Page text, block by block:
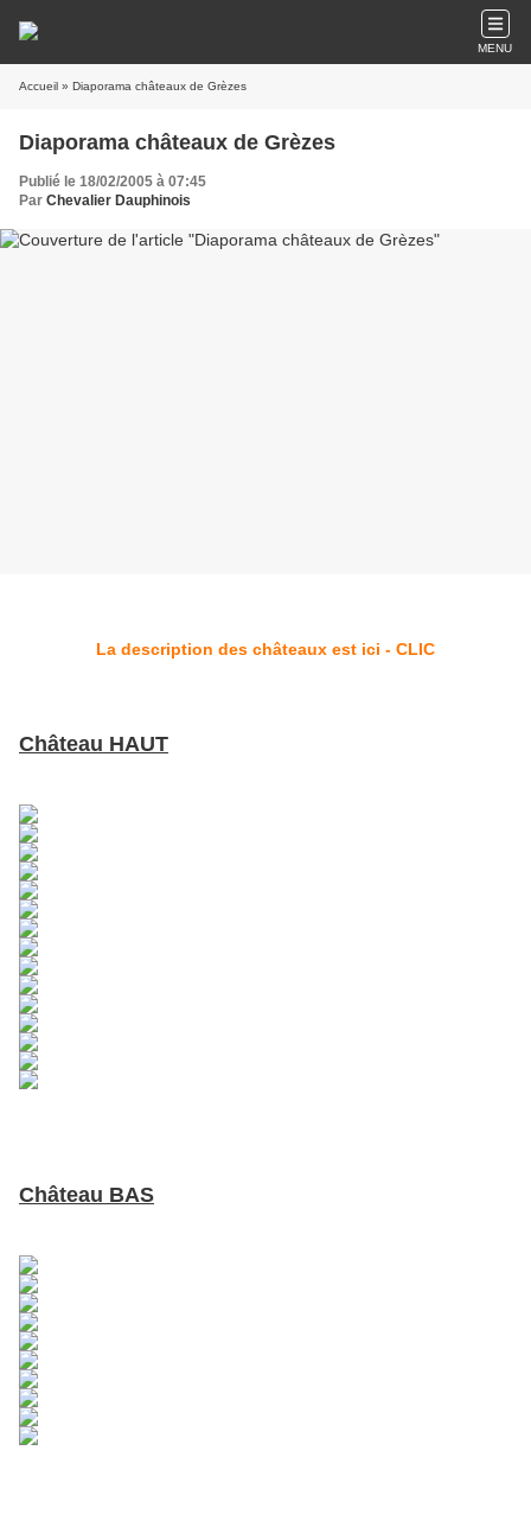
MENU
Accueil » Diaporama châteaux de Grèzes
Diaporama châteaux de Grèzes
Publié le 18/02/2005 à 07:45
Par Chevalier Dauphinois
La description des châteaux est ici - CLIC
Château HAUT
Château BAS